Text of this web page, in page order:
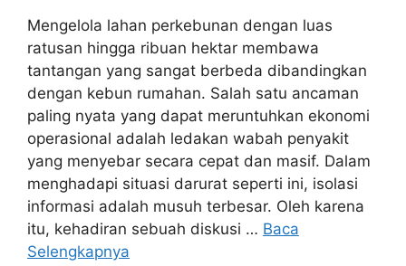
Mengelola lahan perkebunan dengan luas
ratusan hingga ribuan hektar membawa
tantangan yang sangat berbeda dibandingkan
dengan kebun rumahan. Salah satu ancaman
paling nyata yang dapat meruntuhkan ekonomi
operasional adalah ledakan wabah penyakit
yang menyebar secara cepat dan masif. Dalam
menghadapi situasi darurat seperti ini, isolasi
informasi adalah musuh terbesar. Oleh karena
itu, kehadiran sebuah diskusi … Baca
Selengkapnya